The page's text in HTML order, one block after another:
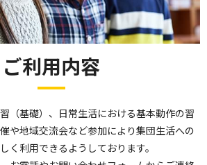
ご利用内容
（基礎）、日常生活における基本動作の習
や地域交流会など参加により集団生活への
く利用できるようしております。